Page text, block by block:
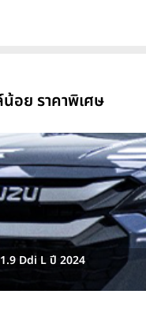
อย ราคาพิเศษ
Ddi L ปี 2024